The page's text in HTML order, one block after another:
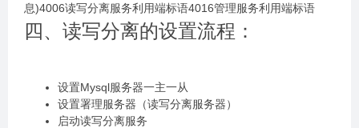
息)4006读写分离服务利用端标语4016管理服务利用端标语
四、读写分离的设置流程：
设置Mysql服务器一主一从
设置署理服务器（读写分离服务器）
启动读写分离服务